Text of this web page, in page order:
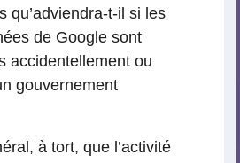
qu’adviendra-t-il si les
de Google sont
accidentellement ou
gouvernement
à tort, que l’activité